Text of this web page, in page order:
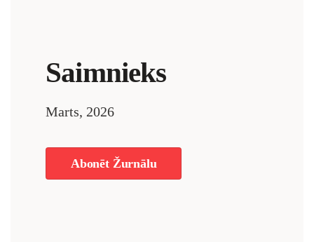
Saimnieks
Marts, 2026
Abonēt Žurnālu